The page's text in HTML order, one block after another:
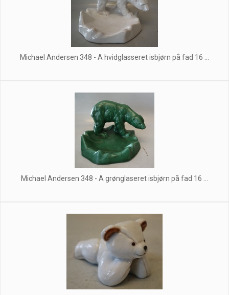
Michael Andersen 348 - A hvidglasseret isbjørn på fad 16 ...
Michael Andersen 348 - A grønglaseret isbjørn på fad 16 ...